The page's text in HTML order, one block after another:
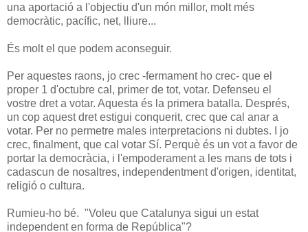
una aportació a l'objectiu d'un món millor, molt més
democràtic, pacífic, net, lliure...
És molt el que podem aconseguir.
Per aquestes raons, jo crec -fermament ho crec- que el
proper 1 d'octubre cal, primer de tot, votar. Defenseu el
vostre dret a votar. Aquesta és la primera batalla. Després,
un cop aquest dret estigui conquerit, crec que cal anar a
votar. Per no permetre males interpretacions ni dubtes. I jo
crec, finalment, que cal votar Sí. Perquè és un vot a favor de
portar la democràcia, i l'empoderament a les mans de tots i
cadascun de nosaltres, independentment d'origen, identitat,
religió o cultura.
Rumieu-ho bé. "Voleu que Catalunya sigui un estat
independent en forma de República"?